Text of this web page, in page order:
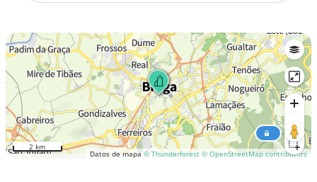
Datos de mapa © Thunderforest © OpenStreetMap contributors
2 km